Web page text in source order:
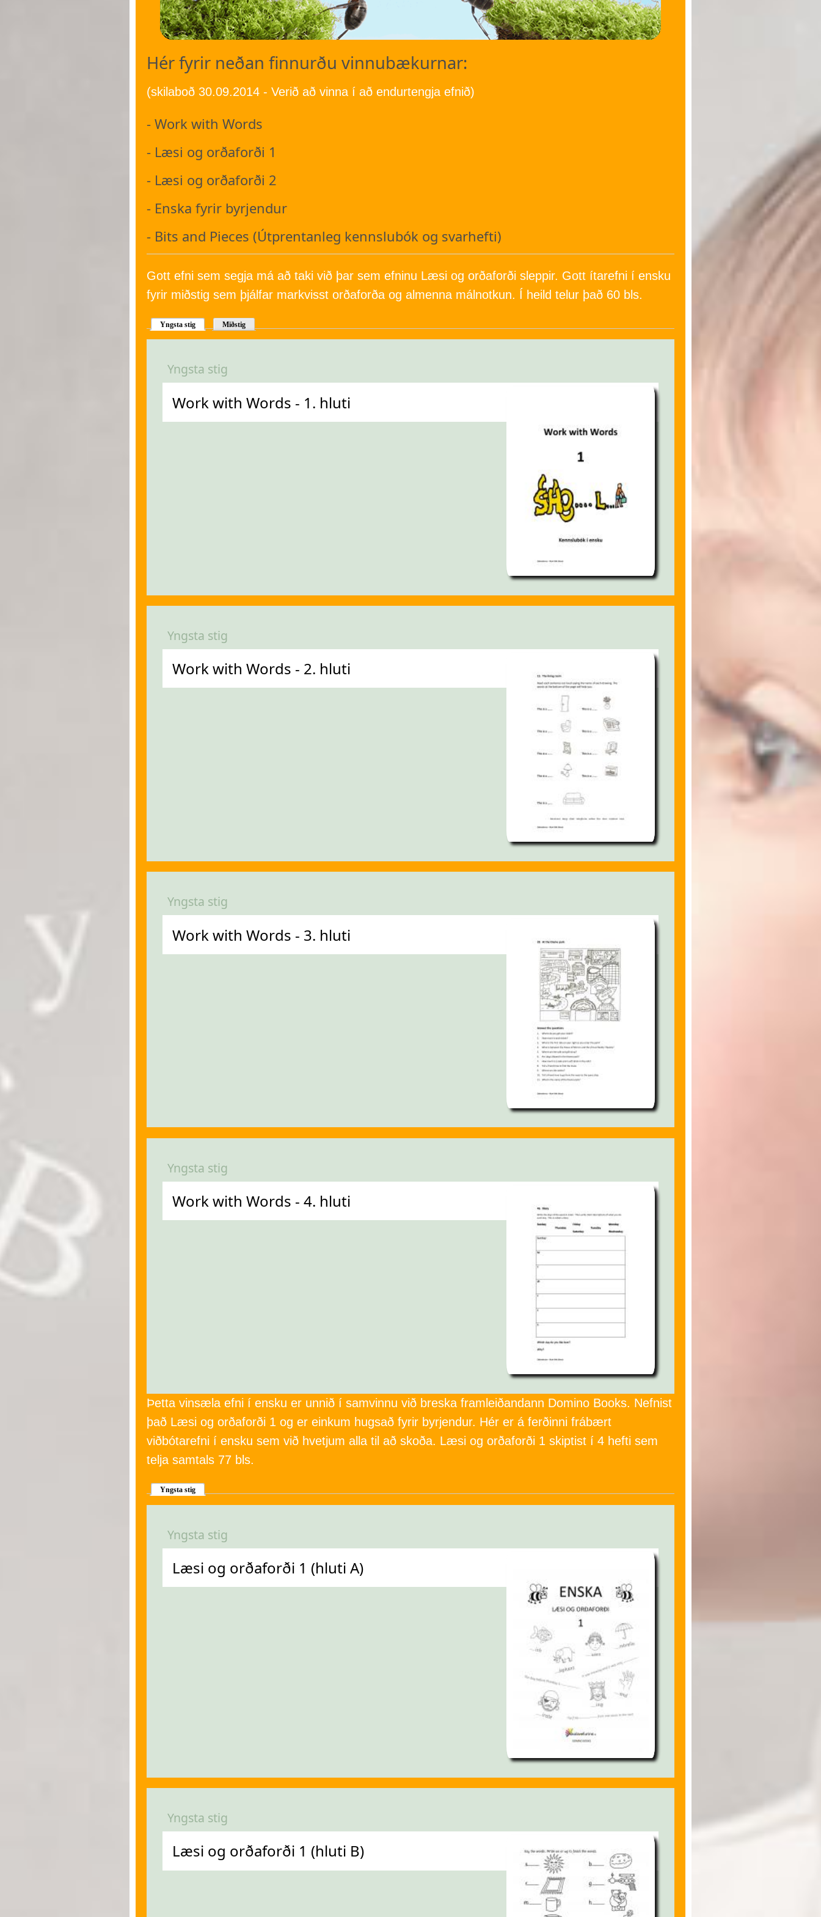
Hér fyrir neðan finnurðu vinnubækurnar:
(skilaboð 30.09.2014 - Verið að vinna í að endurtengja efnið)
- Work with Words
- Læsi og orðaforði 1
- Læsi og orðaforði 2
- Enska fyrir byrjendur
- Bits and Pieces (Útprentanleg kennslubók og svarhefti)
Gott efni sem segja má að taki við þar sem efninu Læsi og orðaforði sleppir. Gott ítarefni í ensku
fyrir miðstig sem þjálfar markvisst orðaforða og almenna málnotkun. Í heild telur það 60 bls.
Yngsta stig Miðstig
Yngsta stig
Work with Words - 1. hluti
Yngsta stig
Work with Words - 2. hluti
Yngsta stig
Work with Words - 3. hluti
Yngsta stig
Work with Words - 4. hluti
Þetta vinsæla efni í ensku er unnið í samvinnu við breska framleiðandann Domino Books. Nefnist
það Læsi og orðaforði 1 og er einkum hugsað fyrir byrjendur. Hér er á ferðinni frábært
viðbótarefni í ensku sem við hvetjum alla til að skoða. Læsi og orðaforði 1 skiptist í 4 hefti sem
telja samtals 77 bls.
Yngsta stig
Yngsta stig
Læsi og orðaforði 1 (hluti A)
Yngsta stig
Læsi og orðaforði 1 (hluti B)